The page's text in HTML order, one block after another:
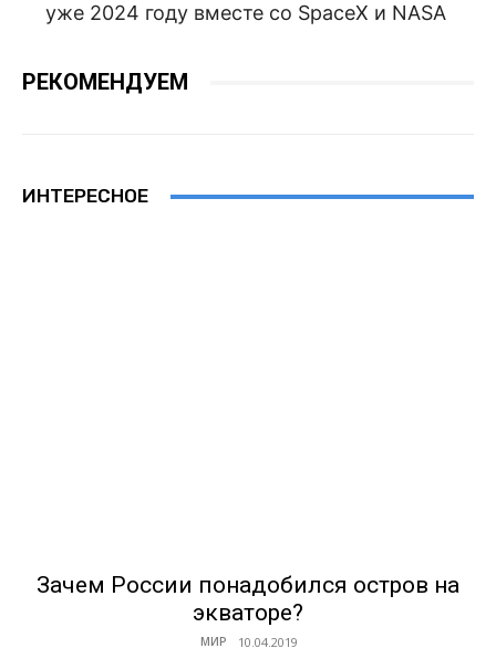
уже 2024 году вместе со SpaceX и NASA
РЕКОМЕНДУЕМ
ИНТЕРЕСНОЕ
Зачем России понадобился остров на
экваторе?
МИР